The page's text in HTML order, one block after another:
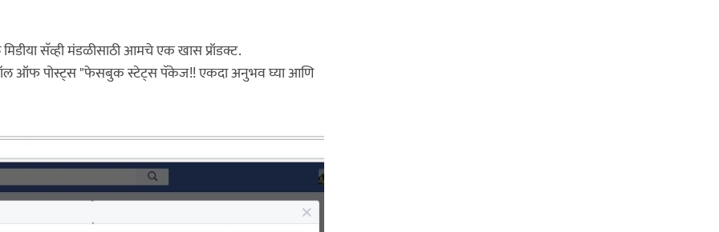
सॅव्ही मंडळीसाठी आमचे एक खास प्रॉडक्ट.
वॉल ऑफ पोस्ट्स "फेसबुक स्टेट्स पॅकेज!! एकदा अनुभव घ्या आणि